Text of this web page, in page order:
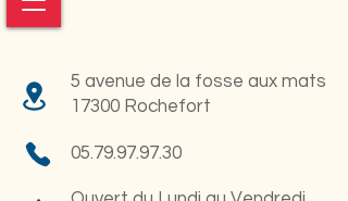
5 avenue de la fosse aux mats
17300 Rochefort
05.79.97.97.30